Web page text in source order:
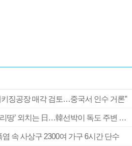
키징공장 매각 검토…중국서 인수 거론”
[속보] 여전히 ‘독도는 우리땅’ 외치는 日…韓선박이 독도 주변 해양조사 활동하자 반발
속 사상구 2300여 가구 6시간 단수